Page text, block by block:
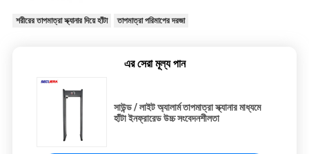
শরীরের তাপমাত্রা স্ক্যানার দিয়ে হাঁটা তাপমাত্রা পরিমাপের দরজা
এর সেরা মূল্য পান
সাউন্ড / লাইট অ্যালার্ম তাপমাত্রা স্ক্যানার মাধ্যমে
হাঁটা ইনফ্রারেড উচ্চ সংবেদনশীলতা